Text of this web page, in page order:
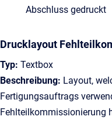
Abschluss gedruckt
Drucklayout
Typ: Textbox
Beschreibung: Layout,
Fertigungsauftrags
Fehlteilkommissionierung